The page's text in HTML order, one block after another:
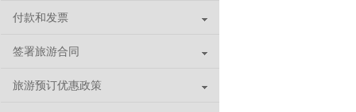
付款和发票
签署旅游合同
旅游预订优惠政策